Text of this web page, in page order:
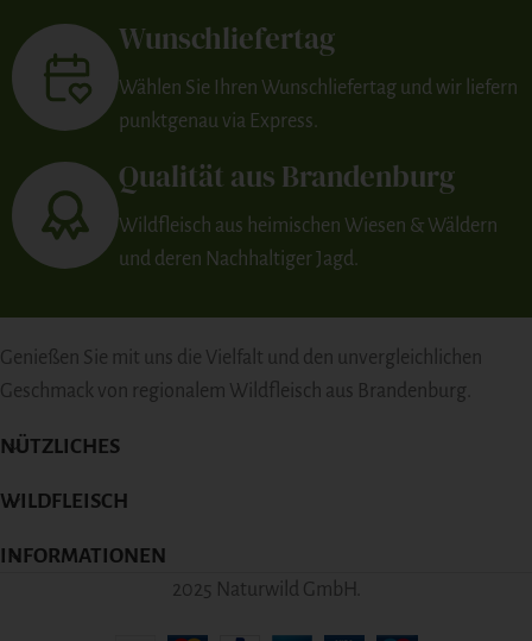
Wunschliefertag
Wählen Sie Ihren Wunschliefertag und wir liefern
punktgenau via Express.
Qualität aus Brandenburg
Wildfleisch aus heimischen Wiesen & Wäldern
und deren Nachhaltiger Jagd.
Genießen Sie mit uns die Vielfalt und den unvergleichlichen
Geschmack von regionalem Wildfleisch aus Brandenburg.
NÜTZLICHES
WILDFLEISCH
INFORMATIONEN
2025 Naturwild GmbH.